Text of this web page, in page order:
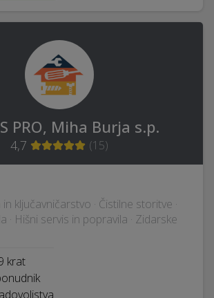
PRO, Miha Burja s.p.
4,7 (15)
ključavničarstvo · Čistilne storitve ·
· Hišni servis in popravila · Zidarske
krat